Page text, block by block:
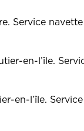
Service
en-l’île.
en-l’île.